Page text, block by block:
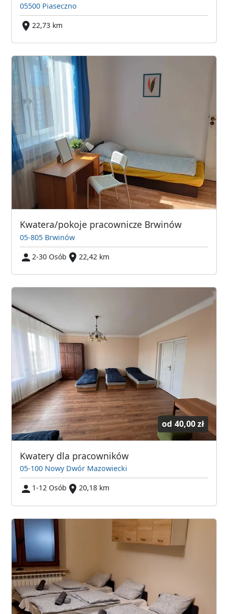
05500 Piaseczno
22,73 km
Kwatera/pokoje pracownicze Brwinów
05-805 Brwinów
2-30 Osób
22,42 km
od 40,00 zł
Kwatery dla pracowników
05-100 Nowy Dwór Mazowiecki
1-12 Osób
20,18 km